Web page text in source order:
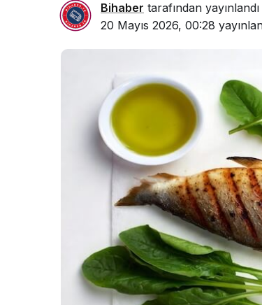
Bihaber tarafından yayınlandı
20 Mayıs 2026, 00:28